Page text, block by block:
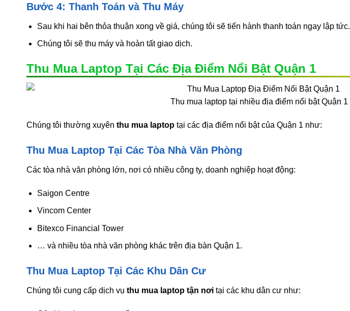
Bước 4: Thanh Toán và Thu Máy
Sau khi hai bên thỏa thuận xong về giá, chúng tôi sẽ tiến hành thanh toán ngay lập tức.
Chúng tôi sẽ thu máy và hoàn tất giao dịch.
Thu Mua Laptop Tại Các Địa Điểm Nổi Bật Quận 1
Thu mua laptop tại nhiều địa điểm nổi bật Quận 1
Chúng tôi thường xuyên thu mua laptop tại các địa điểm nổi bật của Quận 1 như:
Thu Mua Laptop Tại Các Tòa Nhà Văn Phòng
Các tòa nhà văn phòng lớn, nơi có nhiều công ty, doanh nghiệp hoạt động:
Saigon Centre
Vincom Center
Bitexco Financial Tower
… và nhiều tòa nhà văn phòng khác trên địa bàn Quận 1.
Thu Mua Laptop Tại Các Khu Dân Cư
Chúng tôi cung cấp dịch vụ thu mua laptop tận nơi tại các khu dân cư như: